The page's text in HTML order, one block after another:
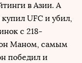
в Азии. А
UFC и убил,
с 218-
Маном, самым
победил и